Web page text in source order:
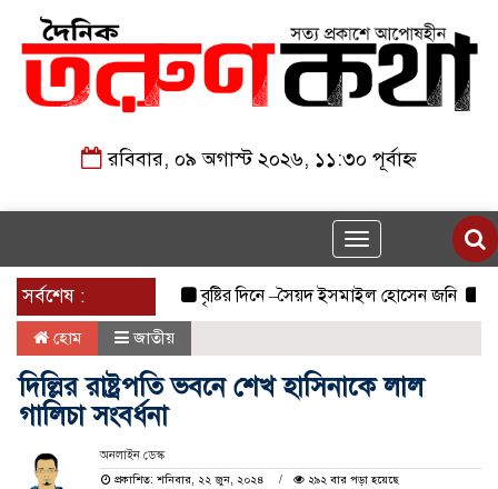
রবিবার, ০৯ অগাস্ট ২০২৬, ১১:৩০ পূর্বাহ্ন
Toggle
navigation
সর্বশেষ :
বৃষ্টির দিনে –সৈয়দ ইসমাইল হোসেন জনি জুলাই
হোম জাতীয়
দিল্লির রাষ্ট্রপতি ভবনে শেখ হাসিনাকে লাল
গালিচা সংবর্ধনা
অনলাইন ডেস্ক
প্রকাশিত: শনিবার, ২২ জুন, ২০২৪
২৯২ বার পড়া হয়েছে